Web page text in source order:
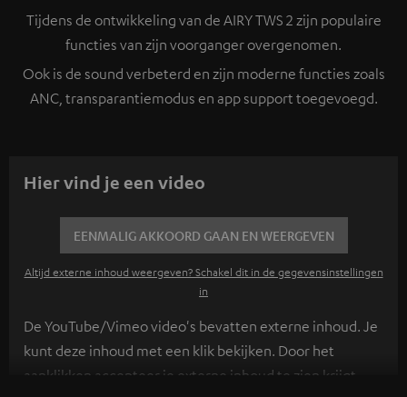
Tijdens de ontwikkeling van de AIRY TWS 2 zijn populaire
functies van zijn voorganger overgenomen.
Ook is de sound verbeterd en zijn moderne functies zoals
ANC, transparantiemodus en app support toegevoegd.
Hier vind je een video
EENMALIG AKKOORD GAAN EN WEERGEVEN
Altijd externe inhoud weergeven? Schakel dit in de gegevensinstellingen
in
De YouTube/Vimeo video's bevatten externe inhoud. Je
kunt deze inhoud met een klik bekijken. Door het
aanklikken accepteer je externe inhoud te zien krijgt.